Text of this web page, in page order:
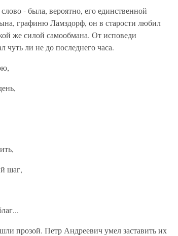
- была, вероятно, его единственной
графиню Ламздорф, он в старости любил
же силой самообмана. От исповеди
чуть ли не до последнего часа.
шаг,
прозой. Петр Андреевич умел заставить их